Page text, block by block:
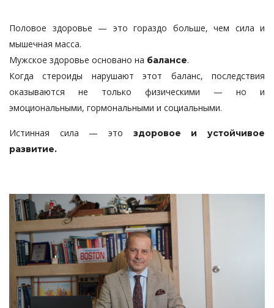
Половое здоровье — это гораздо больше, чем сила и
мышечная масса.
Мужское здоровье основано на балансе.
Когда стероиды нарушают этот баланс, последствия
оказываются не только физическими — но и
эмоциональными, гормональными и социальными.
Истинная сила — это здоровое и устойчивое
развитие.